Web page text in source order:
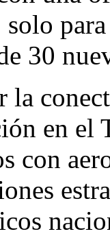
30
la
en
con